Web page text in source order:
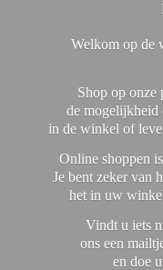
Welkom op de
Shop op onze
de mogelijkheid
in de winkel of
Online shoppen
Je bent zeker van
het in uw
Vindt u iets
ons een
en doe